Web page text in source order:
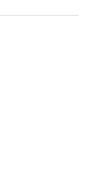
지침을 통해 청구
다.
한 API에 대한 필
본 청구 처리에 따